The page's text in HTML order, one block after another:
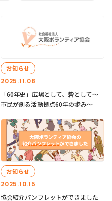
2025.11.08
お知らせ
「60年史」広場として、砦として～
市民が創る活動拠点60年の歩み～
2025.10.15
お知らせ
協会紹介パンフレットができました